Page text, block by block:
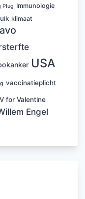
Plug Immunologie
klimaat
USA
vaccinatieplicht
V for Valentine
Engel